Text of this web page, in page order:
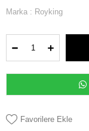
Marka : Royking
Favorilere Ekle